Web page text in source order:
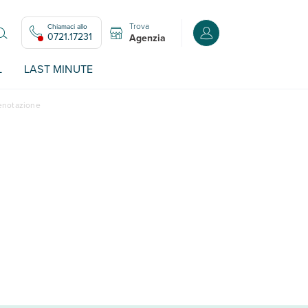
Chiamaci allo
0721.17231
Trova
Agenzia Accedi o registrati
LAST MINUTE